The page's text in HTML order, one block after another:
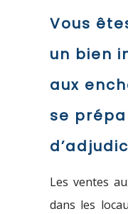
Vous
un bien
aux
se
Les ventes
dans les